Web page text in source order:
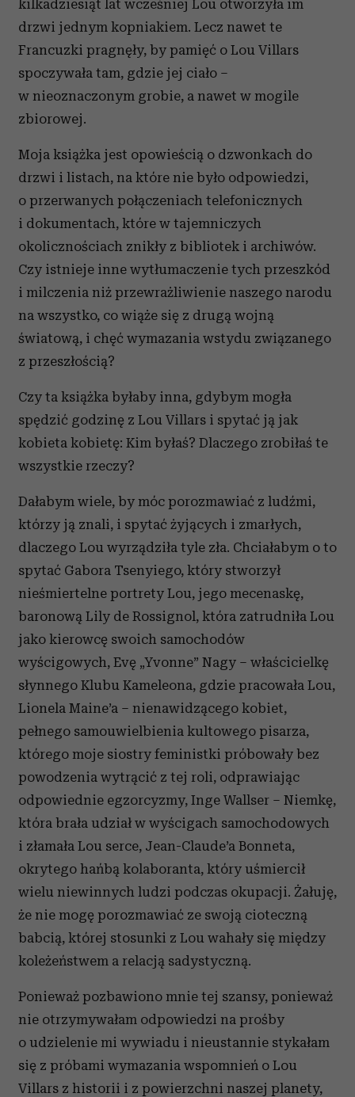
kilkadziesiąt lat wcześniej Lou otworzyła im
drzwi jednym kopniakiem. Lecz nawet te
Francuzki pragnęły, by pamięć o Lou Villars
spoczywała tam, gdzie jej ciało –
w nieoznaczonym grobie, a nawet w mogile
zbiorowej.
Moja książka jest opowieścią o dzwonkach do
drzwi i listach, na które nie było odpowiedzi,
o przerwanych połączeniach telefonicznych
i dokumentach, które w tajemniczych
okolicznościach znikły z bibliotek i archiwów.
Czy istnieje inne wytłumaczenie tych przeszkód
i milczenia niż przewrażliwienie naszego narodu
na wszystko, co wiąże się z drugą wojną
światową, i chęć wymazania wstydu związanego
z przeszłością?
Czy ta książka byłaby inna, gdybym mogła
spędzić godzinę z Lou Villars i spytać ją jak
kobieta kobietę: Kim byłaś? Dlaczego zrobiłaś te
wszystkie rzeczy?
Dałabym wiele, by móc porozmawiać z ludźmi,
którzy ją znali, i spytać żyjących i zmarłych,
dlaczego Lou wyrządziła tyle zła. Chciałabym o to
spytać Gabora Tsenyiego, który stworzył
nieśmiertelne portrety Lou, jego mecenaskę,
baronową Lily de Rossignol, która zatrudniła Lou
jako kierowcę swoich samochodów
wyścigowych, Evę „Yvonne” Nagy – właścicielkę
słynnego Klubu Kameleona, gdzie pracowała Lou,
Lionela Maine’a – nienawidzącego kobiet,
pełnego samouwielbienia kultowego pisarza,
którego moje siostry feministki próbowały bez
powodzenia wytrącić z tej roli, odprawiając
odpowiednie egzorcyzmy, Inge Wallser – Niemkę,
która brała udział w wyścigach samochodowych
i złamała Lou serce, Jean-Claude’a Bonneta,
okrytego hańbą kolaboranta, który uśmiercił
wielu niewinnych ludzi podczas okupacji. Żałuję,
że nie mogę porozmawiać ze swoją cioteczną
babcią, której stosunki z Lou wahały się między
koleżeństwem a relacją sadystyczną.
Ponieważ pozbawiono mnie tej szansy, ponieważ
nie otrzymywałam odpowiedzi na prośby
o udzielenie mi wywiadu i nieustannie stykałam
się z próbami wymazania wspomnień o Lou
Villars z historii i z powierzchni naszej planety,